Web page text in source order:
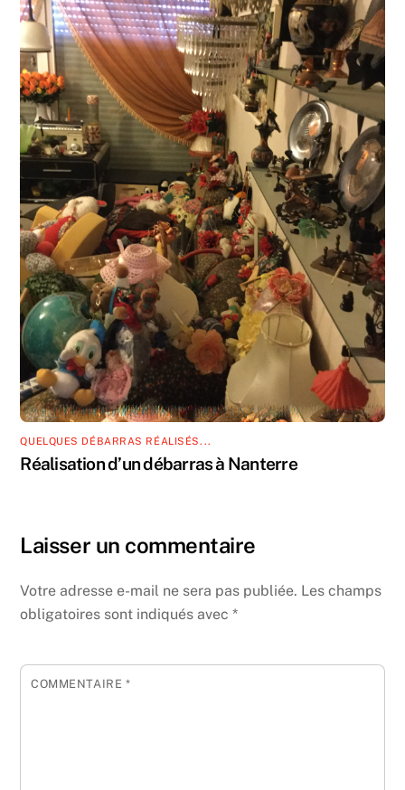
QUELQUES DÉBARRAS RÉALISÉS...
Réalisation d’un débarras à Nanterre
Laisser un commentaire
Votre adresse e-mail ne sera pas publiée. Les champs
obligatoires sont indiqués avec*
COMMENTAIRE *